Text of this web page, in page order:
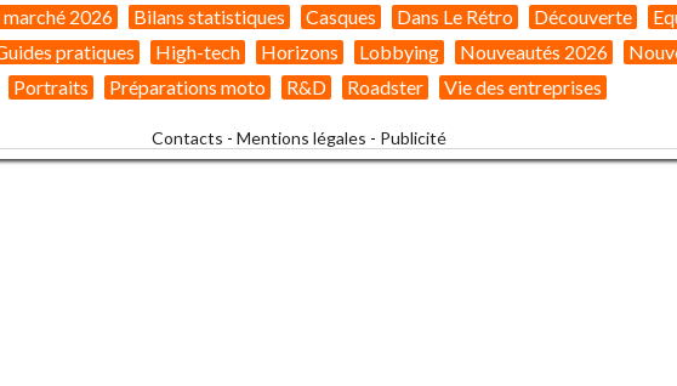
marché 2026 Bilans statistiques Casques Dans Le Rétro Découverte
pratiques High-tech Horizons Lobbying Nouveautés 2026
Portraits Préparations moto R&D Roadster Vie des entreprises
Contacts - Mentions légales - Publicité